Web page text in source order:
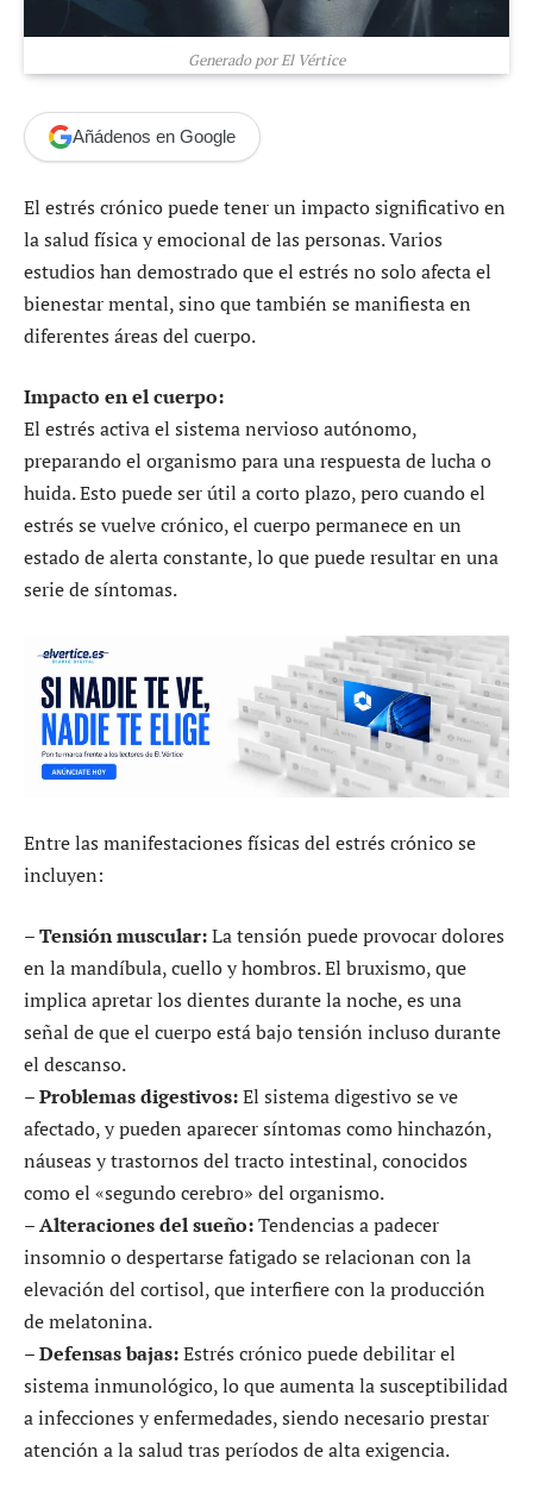
Generado por El Vértice
Añádenos en Google
El estrés crónico puede tener un impacto significativo en
la salud física y emocional de las personas. Varios
estudios han demostrado que el estrés no solo afecta el
bienestar mental, sino que también se manifiesta en
diferentes áreas del cuerpo.
Impacto en el cuerpo:
El estrés activa el sistema nervioso autónomo,
preparando el organismo para una respuesta de lucha o
huida. Esto puede ser útil a corto plazo, pero cuando el
estrés se vuelve crónico, el cuerpo permanece en un
estado de alerta constante, lo que puede resultar en una
serie de síntomas.
Entre las manifestaciones físicas del estrés crónico se
incluyen:
–Tensión muscular:La tensión puede provocar dolores
en la mandíbula, cuello y hombros. El bruxismo, que
implica apretar los dientes durante la noche, es una
señal de que el cuerpo está bajo tensión incluso durante
el descanso.
–Problemas digestivos:El sistema digestivo se ve
afectado, y pueden aparecer síntomas como hinchazón,
náuseas y trastornos del tracto intestinal, conocidos
como el «segundo cerebro» del organismo.
–Alteraciones del sueño:Tendencias a padecer
insomnio o despertarse fatigado se relacionan con la
elevación del cortisol, que interfiere con la producción
de melatonina.
–Defensas bajas:Estrés crónico puede debilitar el
sistema inmunológico, lo que aumenta la susceptibilidad
a infecciones y enfermedades, siendo necesario prestar
atención a la salud tras períodos de alta exigencia.